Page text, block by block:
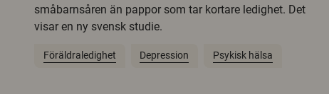
småbarnsåren än pappor som tar kortare ledighet. Det
visar en ny svensk studie.
Föräldraledighet Depression Psykisk hälsa